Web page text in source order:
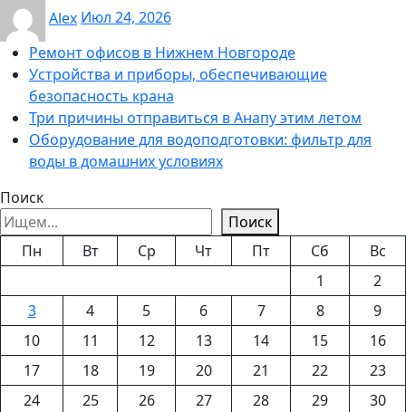
Alex Июл 24, 2026
Ремонт офисов в Нижнем Новгороде
Устройства и приборы, обеспечивающие
безопасность крана
Три причины отправиться в Анапу этим летом
Оборудование для водоподготовки: фильтр для
воды в домашних условиях
Поиск
Поиск
Пн Вт Ср Чт Пт Сб
Вс
1
2
3
4 5 6 7 8
9
10
11 12 13 14 15
16
17
18 19 20 21 22
23
24
25 26 27 28 29
30